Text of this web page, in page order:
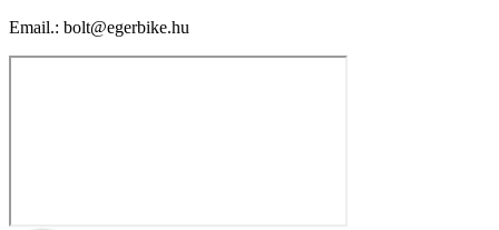
Email.: bolt@egerbike.hu